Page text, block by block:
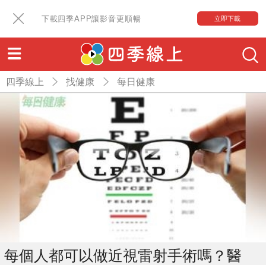
下載四季APP讓影音更順暢 立即下載
四季線上 找健康 每日健康
每個人都可以做近視雷射手術嗎？醫